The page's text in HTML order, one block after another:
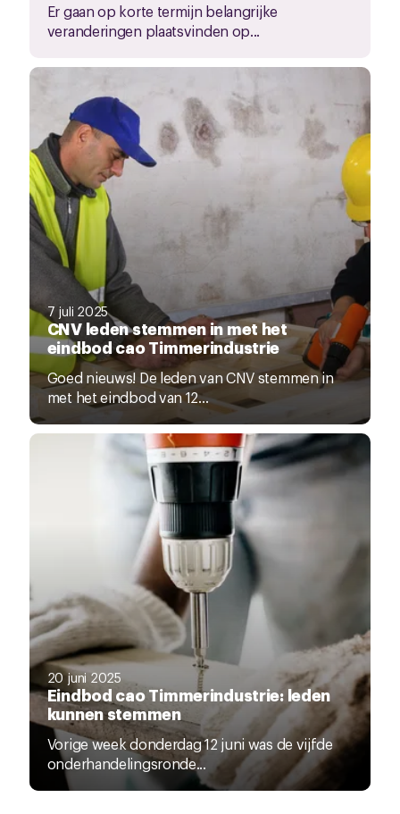
Er gaan op korte termijn belangrijke
veranderingen plaatsvinden op...
7 juli 2025
CNV leden stemmen in met het
eindbod cao Timmerindustrie
Goed nieuws! De leden van CNV stemmen in
met het eindbod van 12...
20 juni 2025
Eindbod cao Timmerindustrie: leden
kunnen stemmen
Vorige week donderdag 12 juni was de vijfde
onderhandelingsronde...